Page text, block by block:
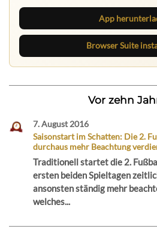
App
Browser Suite
Vor zehn
7. August 2016
Saisonstart im Schatten: Die 2.
durchaus mehr Beachtung
Traditionell startet die 2.
ersten beiden Spieltagen
ansonsten ständig mehr
welches...